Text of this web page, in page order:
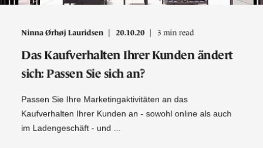
Ninna Ørhøj Lauridsen 20.10.20 3 min read
Das Kaufverhalten Ihrer Kunden ändert
sich: Passen Sie sich an?
Passen Sie Ihre Marketingaktivitäten an das
Kaufverhalten Ihrer Kunden an - sowohl online als auch
im Ladengeschäft - und ...